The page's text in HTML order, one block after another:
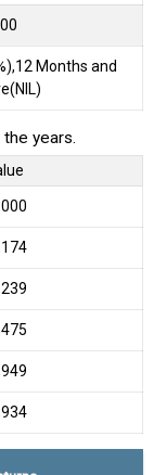
Months and
years.